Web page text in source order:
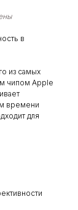
в
из самых
чипом Apple
времени
для